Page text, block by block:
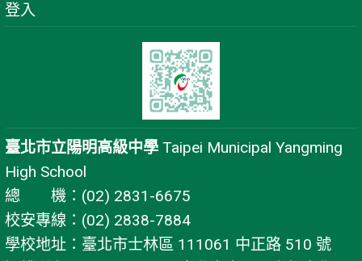
登入
臺北市立陽明高級中學 Taipei Municipal Yangming
High School
總 機：(02) 2831-6675
校安專線：(02) 2838-7884
學校地址：臺北市士林區 111061 中正路 510 號